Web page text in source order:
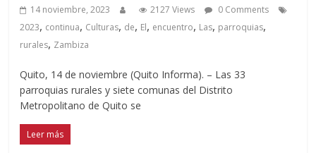
14 noviembre, 2023 2127 Views
0 Comments
2023, continua, Culturas, de, El, encuentro, Las, parroquias,
rurales, Zambiza
Quito, 14 de noviembre (Quito Informa). – Las 33
parroquias rurales y siete comunas del Distrito
Metropolitano de Quito se
Leer más